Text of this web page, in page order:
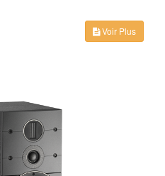
Voir Plus